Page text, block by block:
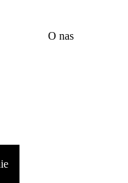
O nas